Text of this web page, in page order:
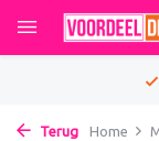
Terug Home